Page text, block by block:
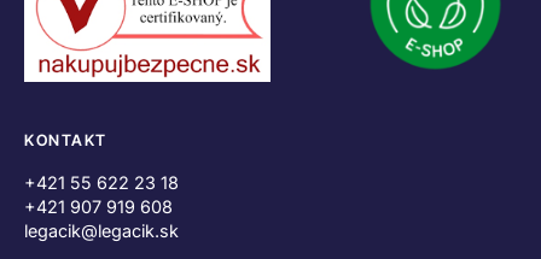
KONTAKT
+421 55 622 23 18
+421 907 919 608
legacik@legacik.sk